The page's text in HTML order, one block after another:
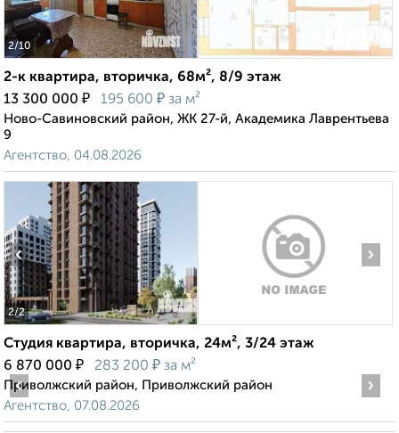
2/10
2-к квартира, вторичка, 68м², 8/9 этаж
13 300 000 ₽ 195 600 ₽ за м²
Ново-Савиновский район, ЖК 27-й, Академика Лаврентьева
9
Агентство, 04.08.2026
2/2
‹ ›
Студия квартира, вторичка, 24м², 3/24 этаж
6 870 000 ₽ 283 200 ₽ за м²
Приволжский район, Приволжский район
Агентство, 07.08.2026
‹ ›